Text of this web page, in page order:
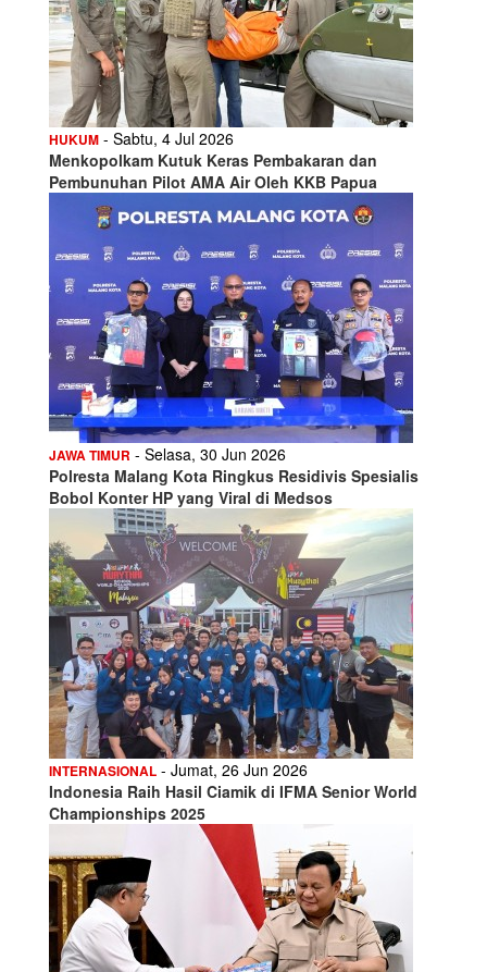
HUKUM - Sabtu, 4 Jul 2026
Menkopolkam Kutuk Keras Pembakaran dan
Pembunuhan Pilot AMA Air Oleh KKB Papua
JAWA TIMUR - Selasa, 30 Jun 2026
Polresta Malang Kota Ringkus Residivis Spesialis
Bobol Konter HP yang Viral di Medsos
INTERNASIONAL - Jumat, 26 Jun 2026
Indonesia Raih Hasil Ciamik di IFMA Senior World
Championships 2025